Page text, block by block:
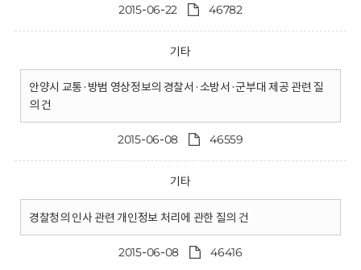
2015-06-22 46782
기타
안양시 교통·방범 영상정보의 경찰서·소방서·군부대 제공 관련 질
의 건
2015-06-08 46559
기타
경찰청의 인사 관련 개인정보 처리에 관한 질의 건
2015-06-08 46416